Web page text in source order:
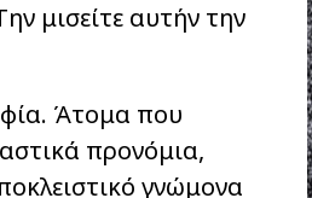
μισείτε αυτήν την
Άτομα που
προνόμια,
γνώμονα